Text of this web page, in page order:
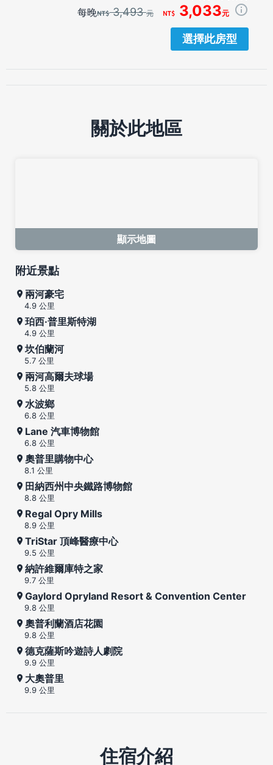
每晚 3,493元 3,033元
選擇此房型
關於此地區
顯示地圖
附近景點
兩河豪宅
4.9 公里
珀西·普里斯特湖
4.9 公里
坎伯蘭河
5.7 公里
兩河高爾夫球場
5.8 公里
水波鄉
6.8 公里
Lane 汽車博物館
6.8 公里
奧普里購物中心
8.1 公里
田納西州中央鐵路博物館
8.8 公里
Regal Opry Mills
8.9 公里
TriStar 頂峰醫療中心
9.5 公里
納許維爾庫特之家
9.7 公里
Gaylord Opryland Resort & Convention Center
9.8 公里
奧普利蘭酒店花園
9.8 公里
德克薩斯吟遊詩人劇院
9.9 公里
大奧普里
9.9 公里
住宿介紹